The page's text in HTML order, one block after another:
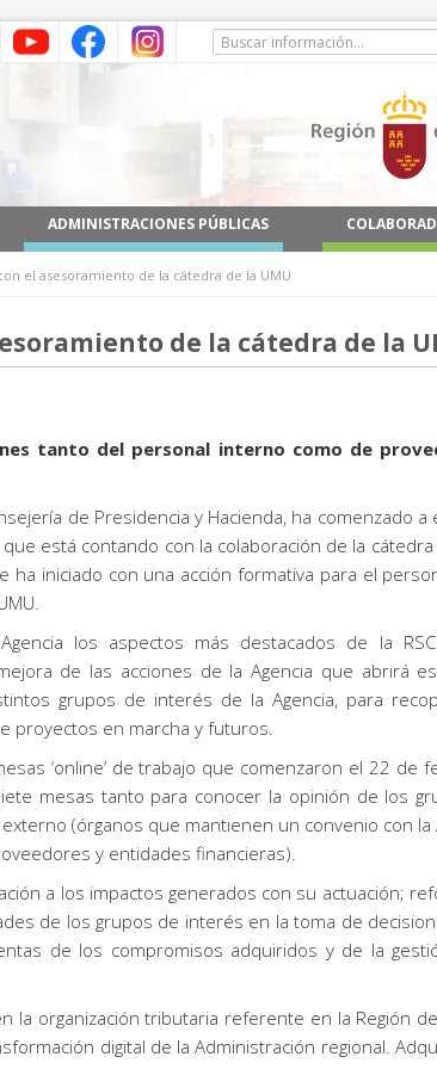
ADMINISTRACIONES PÚBLICAS
el asesoramiento de la cátedra de la UMU
de la cátedra de la
tanto del personal interno como de
de Presidencia y Hacienda, ha comenzado a
está contando con la colaboración de la
iniciado con una acción formativa para el
los aspectos más destacados de la
de las acciones de la Agencia que abrirá
grupos de interés de la Agencia, para
proyectos en marcha y futuros.
‘online’ de trabajo que comenzaron el 22 de
mesas tanto para conocer la opinión de los
(órganos que mantienen un convenio con la
y entidades financieras).
a los impactos generados con su actuación;
de los grupos de interés en la toma de
de los compromisos adquiridos y de la
la organización tributaria referente en la Región
digital de la Administración regional.